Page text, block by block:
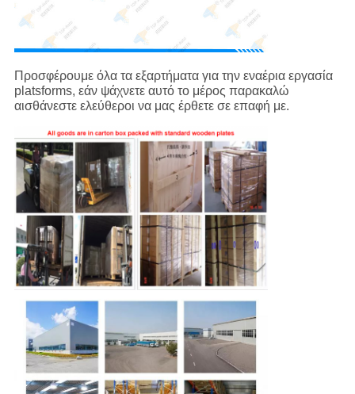
Προσφέρουμε όλα τα εξαρτήματα για την εναέρια εργασία
platsforms, εάν ψάχνετε αυτό το μέρος παρακαλώ
αισθάνεστε ελεύθεροι να μας έρθετε σε επαφή με.